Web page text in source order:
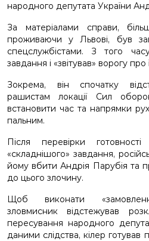
народного депутата України
За матеріалами справи,
проживаючи у Львові, був
спецслужбістами. З того
завдання і «звітував» ворогу про
Зокрема, він спочатку
рашистам локації Сил
встановити час та напрямки
пальним.
Після перевірки
«складнішого» завдання,
йому вбити Андрія Парубія та
до цього злочину.
Щоб виконати
зловмисник відстежував
пересування народного
даними слідства, кілер готував